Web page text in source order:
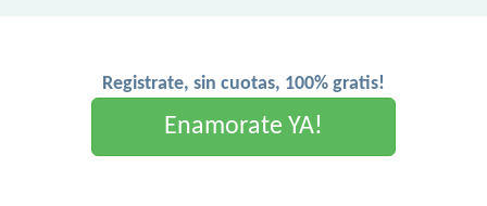
Registrate, sin cuotas, 100% gratis!
Enamorate YA!